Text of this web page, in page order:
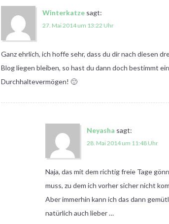
Winterkatze sagt:
27. Mai 2014 um 13:22 Uhr
Ganz ehrlich, ich hoffe sehr, dass du dir nach diesen
Blog liegen bleiben, so hast du dann doch bestimmt
Durchhaltevermögen! 🙂
Neyasha sagt:
28. Mai 2014 um 11:48 Uhr
Naja, das mit dem richtig freie Tage
muss, zu dem ich vorher sicher nicht
Aber immerhin kann ich das dann
natürlich auch lieber …